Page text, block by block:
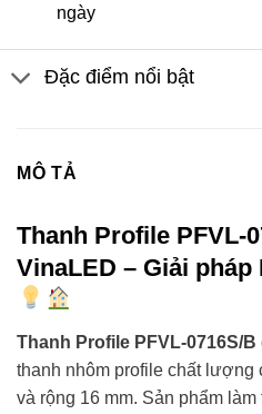
ngày
Đặc điểm nổi bật
MÔ TẢ
Thanh Profile PFVL-
VinaLED – Giải pháp
Thanh Profile PFVL-0716S/B
thanh nhôm profile chất lượng
và rộng 16 mm. Sản phẩm